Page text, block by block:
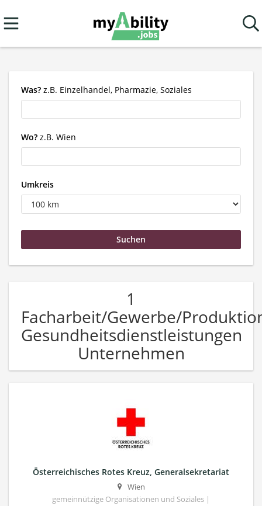
Was? z.B. Einzelhandel, Pharmazie, Soziales
Wo? z.B. Wien
Umkreis
1
Facharbeit/Gewerbe/
Gesundheitsdienstleistungen
Unternehmen
Österreichisches Rotes Kreuz, Generalsekretariat
Wien
gemeinnützige Organisationen und Soziales |